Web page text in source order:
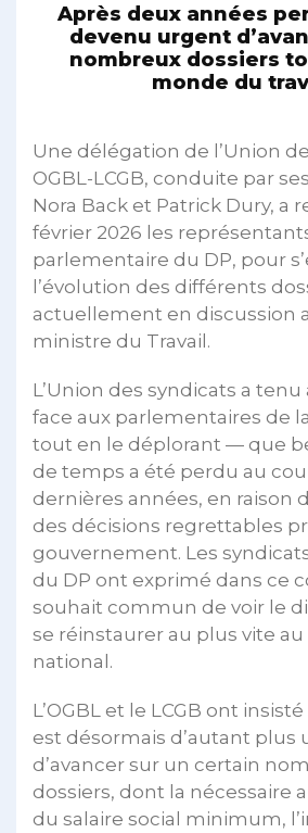
Après deux années
devenu urgent
nombreux dossiers
monde du
Une délégation de l’Union
OGBL-LCGB, conduite par
Nora Back et Patrick Dury, a
février 2026 les
parlementaire du DP, pour
l’évolution des différents
actuellement en discussion
ministre du Travail.
L’Union des syndicats a
face aux parlementaires de
tout en le déplorant — que
de temps a été perdu au
dernières années, en raison
des décisions regrettables
gouvernement. Les
du DP ont exprimé dans ce
souhait commun de voir le
se réinstaurer au plus vite au
national.
L’OGBL et le LCGB ont
est désormais d’autant plus
d’avancer sur un certain
dossiers, dont la nécessaire
du salaire social minimum,